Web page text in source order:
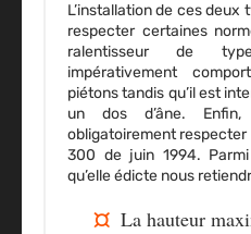
L’installation de ces
respecter certaines
ralentisseur de
impérativement
piétons tandis qu’il est
un dos d’âne.
obligatoirement respecter
300 de juin 1994.
qu’elle édicte nous
La hauteur